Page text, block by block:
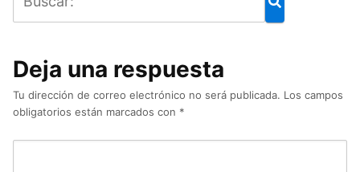
Deja una respuesta
Tu dirección de correo electrónico no será publicada. Los campos
obligatorios están marcados con *